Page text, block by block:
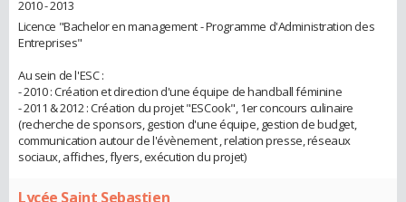
2010 - 2013
Licence "Bachelor en management - Programme d'Administration des
Entreprises"
Au sein de l'ESC :
- 2010 : Création et direction d'une équipe de handball féminine
- 2011 & 2012 : Création du projet "ESCook", 1er concours culinaire
(recherche de sponsors, gestion d'une équipe, gestion de budget,
communication autour de l'évènement , relation presse, réseaux
sociaux, affiches, flyers, exécution du projet)
Lycée Saint Sebastien